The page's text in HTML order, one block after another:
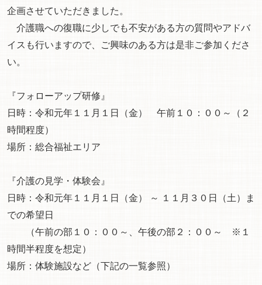
企画させていただきました。
介護職への復職に少しでも不安がある方の質問やアドバ
イスも行いますので、ご興味のある方は是非ご参加くださ
い。
『フォローアップ研修』
日時：令和元年１１月１日（金） 午前１０：００～（２
時間程度）
場所：総合福祉エリア
『介護の見学・体験会』
日時：令和元年１１月１日（金） ～ １１月３０日（土）ま
での希望日
（午前の部１０：００～、午後の部２：００～ ※１
時間半程度を想定）
場所：体験施設など（下記の一覧参照）